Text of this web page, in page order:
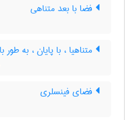
فضا با بعد متناهی
متناهیا ، با پایان ، به
فضای فینسلری